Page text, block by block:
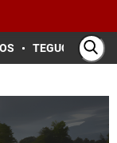
TEGUCIGALPA